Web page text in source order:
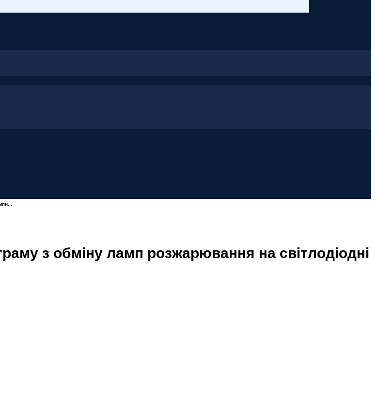
з обміну ламп розжарювання на світлодіодні